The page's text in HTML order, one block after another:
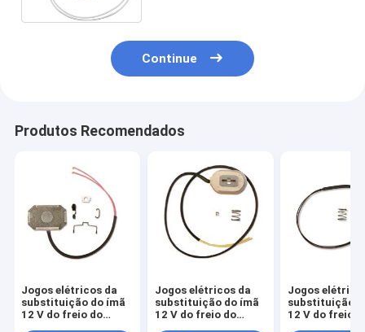
Continue
Produtos Recomendados
Jogos elétricos da
substituição do ímã
12 V do freio do
Jogos elétricos da
substituição do ímã
12 V do freio do
Jogos
substituição
12 V do freio